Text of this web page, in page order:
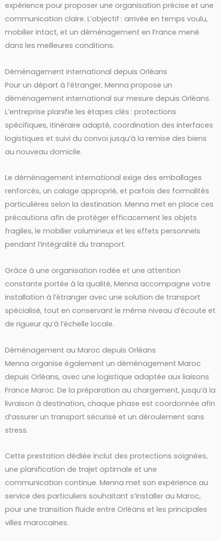
expérience pour proposer une organisation précise et une
communication claire. L’objectif : arrivée en temps voulu,
mobilier intact, et un déménagement en France mené
dans les meilleures conditions.
Déménagement international depuis Orléans
Pour un départ à l’étranger, Menna propose un
déménagement international sur mesure depuis Orléans.
L’entreprise planifie les étapes clés : protections
spécifiques, itinéraire adapté, coordination des interfaces
logistiques et suivi du convoi jusqu’à la remise des biens
au nouveau domicile.
Le déménagement international exige des emballages
renforcés, un calage approprié, et parfois des formalités
particulières selon la destination. Menna met en place ces
précautions afin de protéger efficacement les objets
fragiles, le mobilier volumineux et les effets personnels
pendant l’intégralité du transport.
Grâce à une organisation rodée et une attention
constante portée à la qualité, Menna accompagne votre
installation à l’étranger avec une solution de transport
spécialisé, tout en conservant le même niveau d’écoute et
de rigueur qu’à l’échelle locale.
Déménagement au Maroc depuis Orléans
Menna organise également un déménagement Maroc
depuis Orléans, avec une logistique adaptée aux liaisons
France Maroc. De la préparation au chargement, jusqu’à la
livraison à destination, chaque phase est coordonnée afin
d’assurer un transport sécurisé et un déroulement sans
stress.
Cette prestation dédiée inclut des protections soignées,
une planification de trajet optimale et une
communication continue. Menna met son expérience au
service des particuliers souhaitant s’installer au Maroc,
pour une transition fluide entre Orléans et les principales
villes marocaines.